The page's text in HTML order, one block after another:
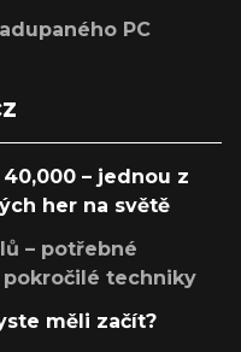
PC
– jednou z
her na světě
– potřebné
techniky
měli začít?